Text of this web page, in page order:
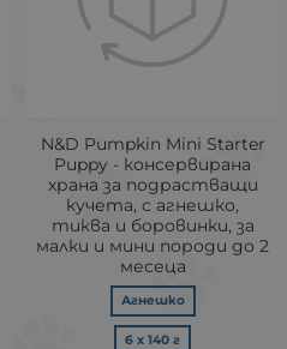
N&D Pumpkin Mini Starter
Puppy - консервирана
храна за подрастващи
кучета, с агнешко,
тиква и боровинки, за
малки и мини породи до 2
месеца
Агнешко
6 х 140 г